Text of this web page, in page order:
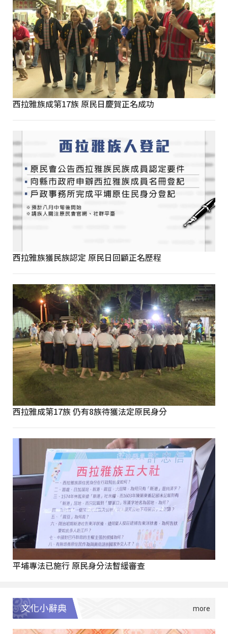
西拉雅族成第17族 原民日慶賀正名成功
西拉雅族獲民族認定 原民日回顧正名歷程
西拉雅成第17族 仍有8族待獲法定原民身分
平埔專法已施行 原民身分法暫緩審查
文化小辭典